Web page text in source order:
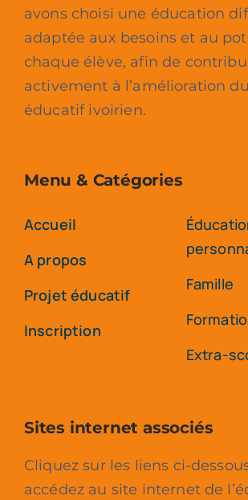
avons choisi une éducation
adaptée aux besoins et au
chaque élève, afin de
activement à l’amélioration
éducatif ivoirien.
Menu & Catégories
Accueil
A propos
Projet éducatif
Inscription
Famille
Extra-
Sites internet associés
Cliquez sur les liens ci-
accédez au site internet de